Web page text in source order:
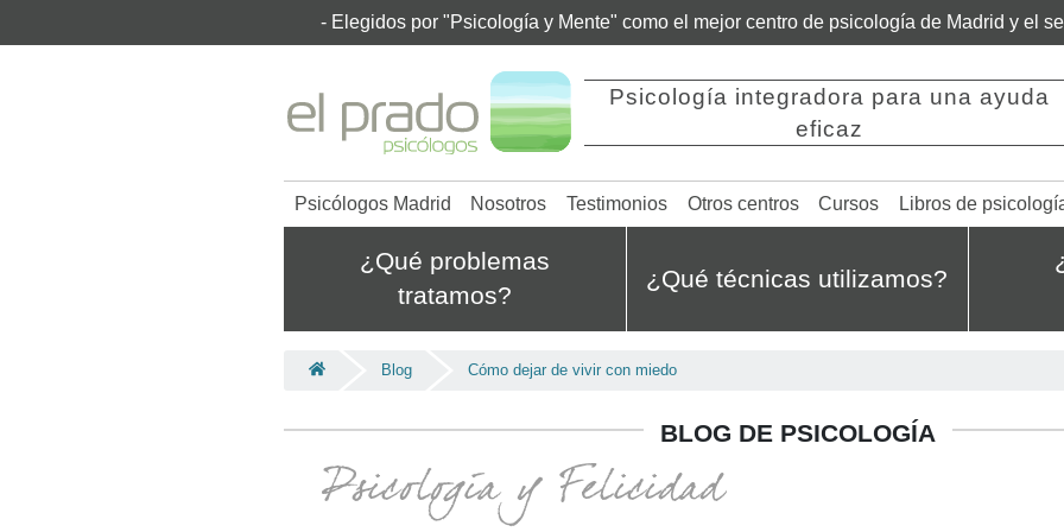
- Elegidos por "Psicología y Mente" como el mejor centro de psicología de Madrid y el
Psicología integradora para una ayuda
eficaz
Psicólogos Madrid Nosotros Testimonios Otros centros Cursos Libros de
¿Qué problemas
tratamos?
¿Qué técnicas utilizamos?
Blog Cómo dejar de vivir con miedo
BLOG DE PSICOLOGÍA